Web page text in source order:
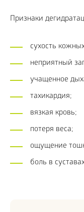
Признаки
сухость
неприятный
учащенное
тахикардия;
вязкая кровь;
потеря веса;
ощущение
боль в